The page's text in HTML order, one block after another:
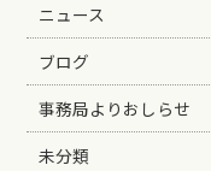
ニュース
ブログ
事務局よりおしらせ
未分類